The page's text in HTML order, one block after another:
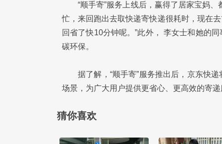
“顺手寄”服务上线后，赢得了居家宝妈
忙，来回跑出去取快递寄快递很耗时，现在
回省了快10分钟呢。”此外， 李女士和她的
碳环保。
据了解，“顺手寄”服务推出后，京东快
场景，为广大用户提供更省心、更高效的寄
猜你喜欢